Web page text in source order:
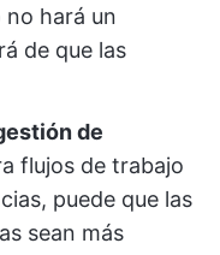
no hará un
de que las
de
flujos de trabajo
puede que las
sean más